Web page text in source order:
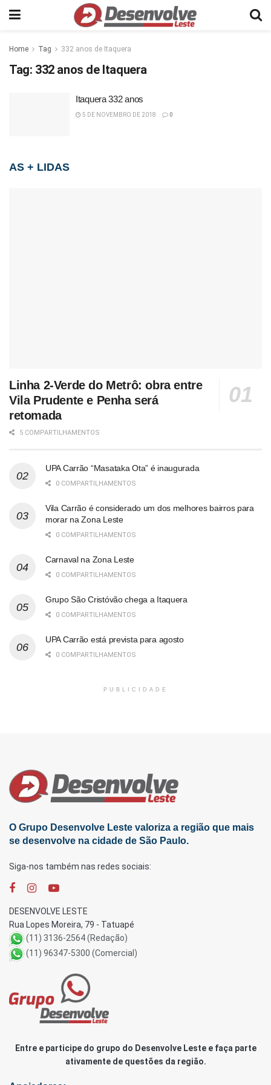
Home Tag 332 anos de Itaquera
Tag: 332 anos de Itaquera
Itaquera 332 anos
5 DE NOVEMBRO DE 2018 0
AS + LIDAS
Linha 2-Verde do Metrô: obra entre
Vila Prudente e Penha será
retomada
5 COMPARTILHAMENTOS
UPA Carrão “Masataka Ota” é inaugurada
0 COMPARTILHAMENTOS
Vila Carrão é considerado um dos melhores bairros para
morar na Zona Leste
0 COMPARTILHAMENTOS
Carnaval na Zona Leste
0 COMPARTILHAMENTOS
Grupo São Cristóvão chega a Itaquera
0 COMPARTILHAMENTOS
UPA Carrão está prevista para agosto
0 COMPARTILHAMENTOS
PUBLICIDADE
O Grupo Desenvolve Leste valoriza a região que mais
se desenvolve na cidade de São Paulo.
Siga-nos também nas redes sociais:
DESENVOLVE LESTE
Rua Lopes Moreira, 79 - Tatuapé
(11) 3136-2564 (Redação)
(11) 96347-5300 (Comercial)
Entre e participe do grupo do Desenvolve Leste e faça parte
ativamente de questões da região.